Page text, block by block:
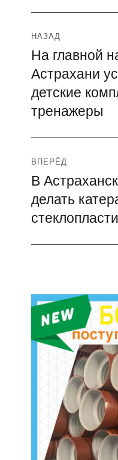
Навигация
по
записям
НАЗАД
Предыдущая
запись:
На главной
Астрахани
детские
тренажеры
ВПЕРЁД
Следующая
запись:
В
делать